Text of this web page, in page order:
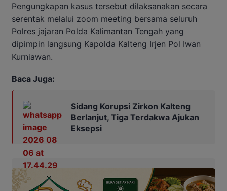
Pengungkapan kasus tersebut dilaksanakan secara
serentak melalui zoom meeting bersama seluruh
Polres jajaran Polda Kalimantan Tengah yang
dipimpin langsung Kapolda Kalteng Irjen Pol Iwan
Kurniawan.
Baca Juga:
Sidang Korupsi Zirkon Kalteng
Berlanjut, Tiga Terdakwa Ajukan
Eksepsi